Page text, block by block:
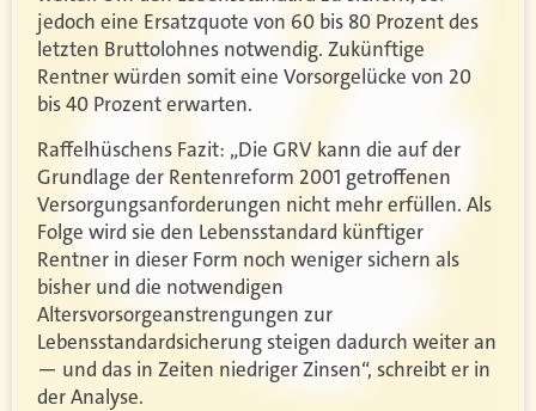
jedoch eine Ersatzquote von 60 bis 80 Prozent des
letzten Bruttolohnes notwendig. Zukünftige
Rentner würden somit eine Vorsorgelücke von 20
bis 40 Prozent erwarten.
Raffelhüschens Fazit: „Die GRV kann die auf der
Grundlage der Rentenreform 2001 getroffenen
Versorgungsanforderungen nicht mehr erfüllen. Als
Folge wird sie den Lebensstandard künftiger
Rentner in dieser Form noch weniger sichern als
bisher und die notwendigen
Altersvorsorgeanstrengungen zur
Lebensstandardsicherung steigen dadurch weiter an
— und das in Zeiten niedriger Zinsen“, schreibt er in
der Analyse.